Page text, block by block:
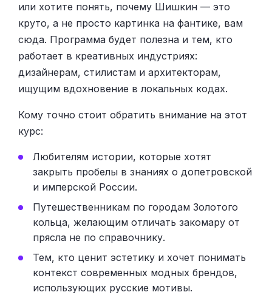
или хотите понять, почему Шишкин — это
круто, а не просто картинка на фантике, вам
сюда. Программа будет полезна и тем, кто
работает в креативных индустриях:
дизайнерам, стилистам и архитекторам,
ищущим вдохновение в локальных кодах.
Кому точно стоит обратить внимание на этот
курс:
Любителям истории, которые хотят
закрыть пробелы в знаниях о допетровской
и имперской России.
Путешественникам по городам Золотого
кольца, желающим отличать закомару от
прясла не по справочнику.
Тем, кто ценит эстетику и хочет понимать
контекст современных модных брендов,
использующих русские мотивы.